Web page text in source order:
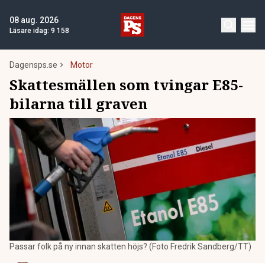
08 aug. 2026
Läsare idag: 9 158
Dagensps.se Motor
Skattesmällen som tvingar E85-
bilarna till graven
Passar folk på ny innan skatten höjs? (Foto Fredrik Sandberg/TT)